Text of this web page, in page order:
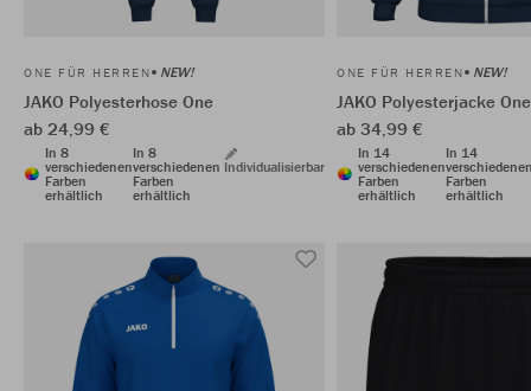
ONE FÜR HERREN NEW!
JAKO Polyesterhose One
ab 24,99 €
In 8
verschiedenen
Farben
erhältlich
In 8
verschiedenen
Farben
erhältlich
Individualisierbar
ONE FÜR HERREN NEW!
JAKO Polyesterjacke One
ab 34,99 €
In 14
verschiedenen
Farben
erhältlich
In 14
Farben
erhältlich